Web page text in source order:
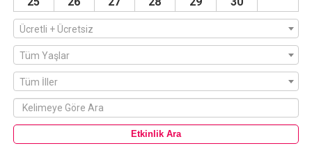
Ücretli + Ücretsiz
Tüm Yaşlar
Tüm İller